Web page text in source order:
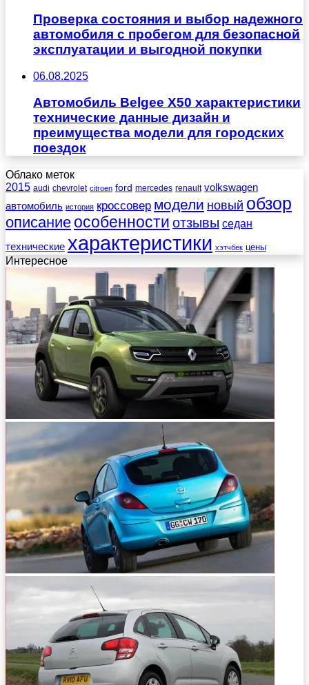
Проверка состояния и выбор надежного
автомобиля с пробегом для безопасной
эксплуатации и выгодной покупки
06.08.2025
Автомобиль Belgee X50 характеристики
технические данные дизайн и
преимущества модели для городских
поездок
Облако меток
2015 audi chevrolet citroen ford mercedes renault volkswagen
автомобиль история кроссовер модели новый обзор
описание особенности отзывы седан
технические характеристики хэтчбек цены
Интересное